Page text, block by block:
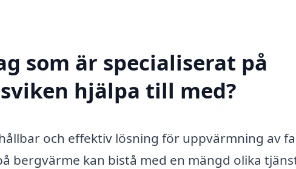
som är specialiserat på
hjälpa till med?
och effektiv lösning för uppvärmning av
bergvärme kan bistå med en mängd olika